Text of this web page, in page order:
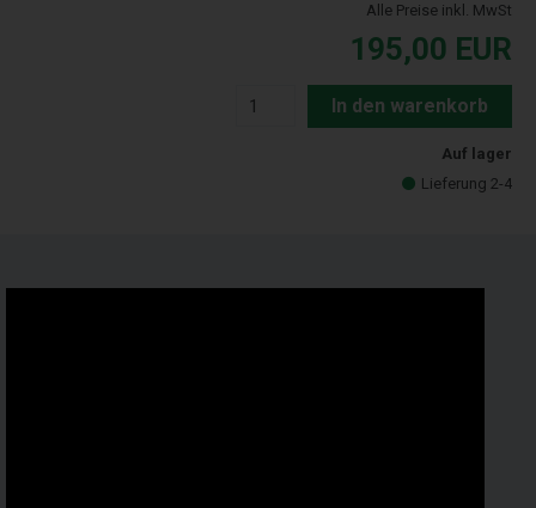
Alle Preise inkl. MwSt
195,00 EUR
In den warenkorb
Auf lager
Lieferung 2-4